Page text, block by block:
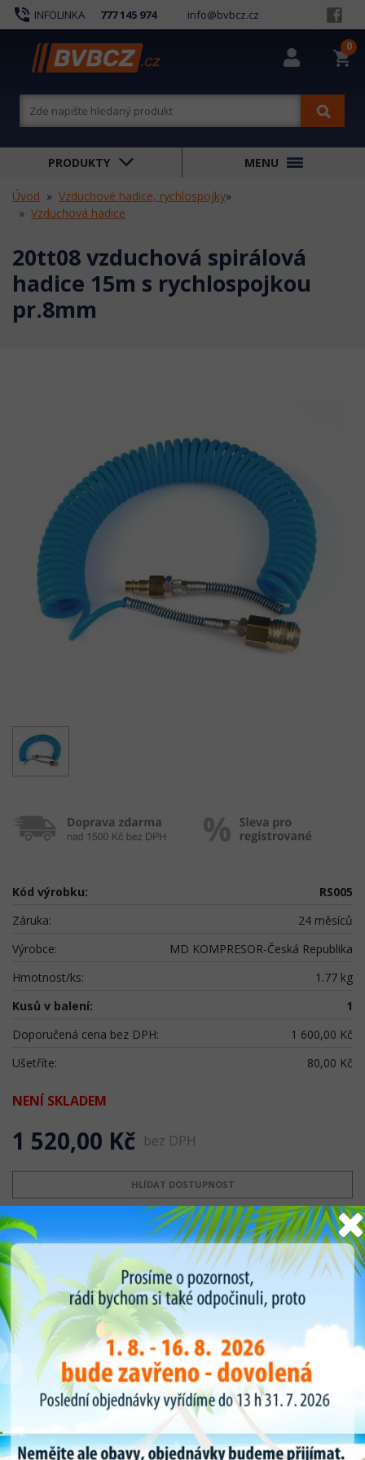
phone_in_talk INFOLINKA 777 145 974 info@bvbcz.cz
shopping_cart
0
PRODUKTY MENU
Úvod Vzduchové hadice, rychlospojky»
Vzduchová hadice
20tt08 vzduchová spirálová
hadice 15m s rychlospojkou
pr.8mm
Kód výrobku:
RS005
Záruka:
24 měsíců
Výrobce:
MD KOMPRESOR-Česká Republika
Hmotnost/ks:
1.77 kg
Kusů v balení:
1
Doporučená cena bez DPH:
1 600,00 Kč
Ušetříte:
80,00 Kč
NENÍ SKLADEM
1 520,00 Kč bez DPH
HLÍDAT DOSTUPNOST
Popis produktu
Polyuretanová kroucené hadice 95Shore - měká
Délka v zakrouceném stavu 20m
Pracovní délka 15m
Průměr vnitřní 8mm venkovní 12mm
- velmi ohebné, odolné proti vibracím
- pro rozvody tlakového vzduchu a vody
- pracovní tlak 10 barů při 20oC